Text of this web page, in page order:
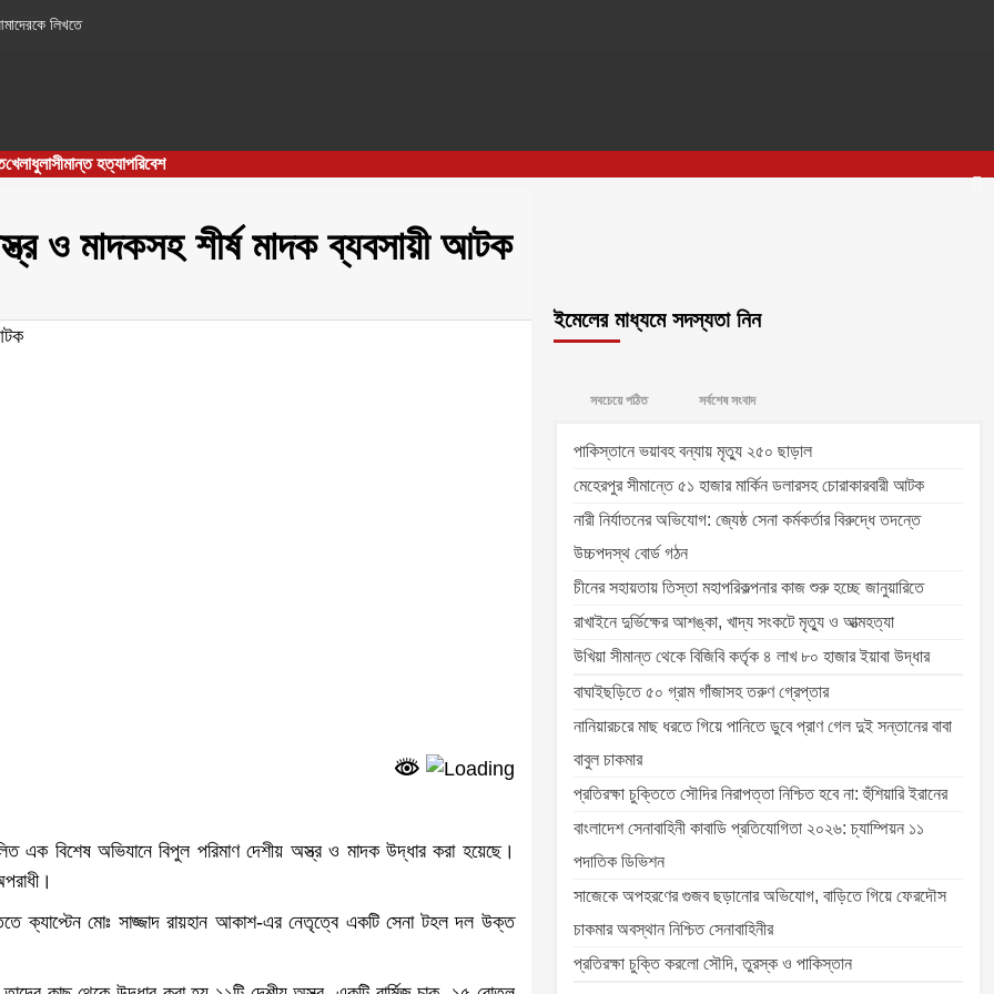
লিখতে
খেলাধুলাসীমান্ত হত্যাপরিবেশ
ও মাদকসহ শীর্ষ মাদক ব্যবসায়ী আটক
এক বিশেষ অভিযানে বিপুল পরিমাণ দেশীয় অস্ত্র ও মাদক উদ্ধার করা হয়েছে।
ক্যাপ্টেন মোঃ সাজ্জাদ রায়হান আকাশ-এর নেতৃত্বে একটি সেনা টহল দল উক্ত
ইমেলের মাধ্যমে সদস্যতা নিন
সবচেয়ে পঠিত সর্বশেষ সংবাদ
পাকিস্তানে ভয়াবহ বন্যায় মৃত্যু ২৫০ ছাড়াল
মেহেরপুর সীমান্তে ৫১ হাজার মার্কিন ডলারসহ চোরাকারবারী আটক
নারী নির্যাতনের অভিযোগ: জ্যেষ্ঠ সেনা কর্মকর্তার বিরুদ্ধে তদন্তে
উচ্চপদস্থ বোর্ড গঠন
চীনের সহায়তায় তিস্তা মহাপরিকল্পনার কাজ শুরু হচ্ছে জানুয়ারিতে
রাখাইনে দুর্ভিক্ষের আশঙ্কা, খাদ্য সংকটে মৃত্যু ও আত্মহত্যা
উখিয়া সীমান্ত থেকে বিজিবি কর্তৃক ৪ লাখ ৮০ হাজার ইয়াবা উদ্ধার
বাঘাইছড়িতে ৫০ গ্রাম গাঁজাসহ তরুণ গ্রেপ্তার
নানিয়ারচরে মাছ ধরতে গিয়ে পানিতে ডুবে প্রাণ গেল দুই সন্তানের বাবা
বাবুল চাকমার
প্রতিরক্ষা চুক্তিতে সৌদির নিরাপত্তা নিশ্চিত হবে না: হুঁশিয়ারি ইরানের
বাংলাদেশ সেনাবাহিনী কাবাডি প্রতিযোগিতা ২০২৬: চ্যাম্পিয়ন ১১
পদাতিক ডিভিশন
সাজেকে অপহরণের গুজব ছড়ানোর অভিযোগ, বাড়িতে গিয়ে ফেরদৌস
চাকমার অবস্থান নিশ্চিত সেনাবাহিনীর
প্রতিরক্ষা চুক্তি করলো সৌদি, তুরস্ক ও পাকিস্তান